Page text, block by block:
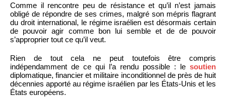
Comme il rencontre peu de résistance et qu’il n’est jamais
obligé de répondre de ses crimes, malgré son mépris flagrant
du droit international, le régime israélien est désormais certain
de pouvoir agir comme bon lui semble et de de pouvoir
s’approprier tout ce qu’il veut.
Rien de tout cela ne peut toutefois être compris
indépendamment de ce qui l’a rendu possible : le soutien
diplomatique, financier et militaire inconditionnel de près de huit
décennies apporté au régime israélien par les États-Unis et les
États européens.